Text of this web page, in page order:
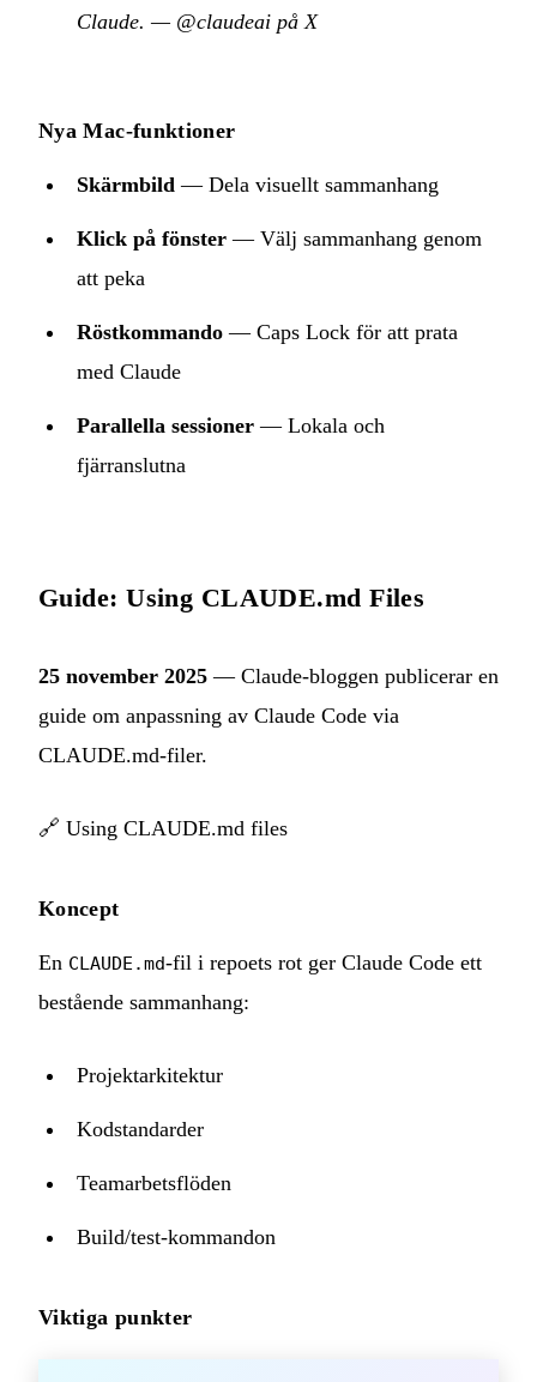
Claude. — @claudeai på X
Nya Mac-funktioner
Skärmbild — Dela visuellt sammanhang
Klick på fönster — Välj sammanhang genom
att peka
Röstkommando — Caps Lock för att prata
med Claude
Parallella sessioner — Lokala och
fjärranslutna
Guide: Using CLAUDE.md Files
25 november 2025 — Claude-bloggen publicerar en
guide om anpassning av Claude Code via
CLAUDE.md-filer.
🔗 Using CLAUDE.md files
Koncept
En CLAUDE.md-fil i repoets rot ger Claude Code ett
bestående sammanhang:
Projektarkitektur
Kodstandarder
Teamarbetsflöden
Build/test-kommandon
Viktiga punkter